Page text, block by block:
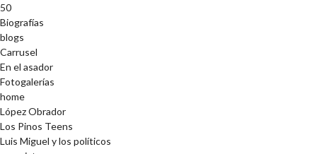
50
Biografías
blogs
Carrusel
En el asador
Fotogalerías
home
López Obrador
Los Pinos Teens
Luis Miguel y los políticos